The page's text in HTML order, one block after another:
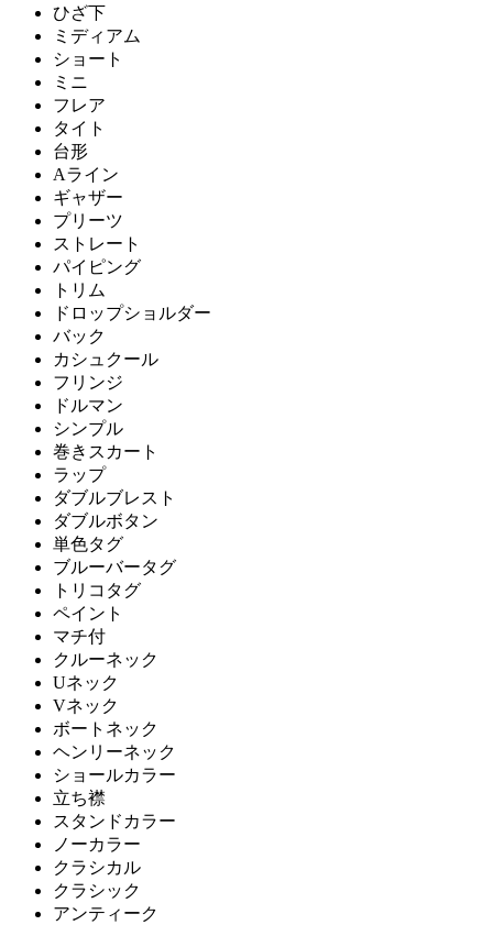
ひざ下
ミディアム
ショート
ミニ
フレア
タイト
台形
Aライン
ギャザー
プリーツ
ストレート
パイピング
トリム
ドロップショルダー
バック
カシュクール
フリンジ
ドルマン
シンプル
巻きスカート
ラップ
ダブルブレスト
ダブルボタン
単色タグ
ブルーバータグ
トリコタグ
ペイント
マチ付
クルーネック
Uネック
Vネック
ボートネック
ヘンリーネック
ショールカラー
立ち襟
スタンドカラー
ノーカラー
クラシカル
クラシック
アンティーク